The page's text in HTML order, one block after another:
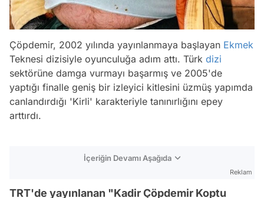
Çöpdemir, 2002 yılında yayınlanmaya başlayan Ekmek
Teknesi dizisiyle oyunculuğa adım attı. Türk dizi
sektörüne damga vurmayı başarmış ve 2005'de
yaptığı finalle geniş bir izleyici kitlesini üzmüş yapımda
canlandırdığı 'Kirli' karakteriyle tanınırlığını epey
arttırdı.
İçeriğin Devamı Aşağıda
Reklam
TRT'de yayınlanan "Kadir Çöpdemir Koptu